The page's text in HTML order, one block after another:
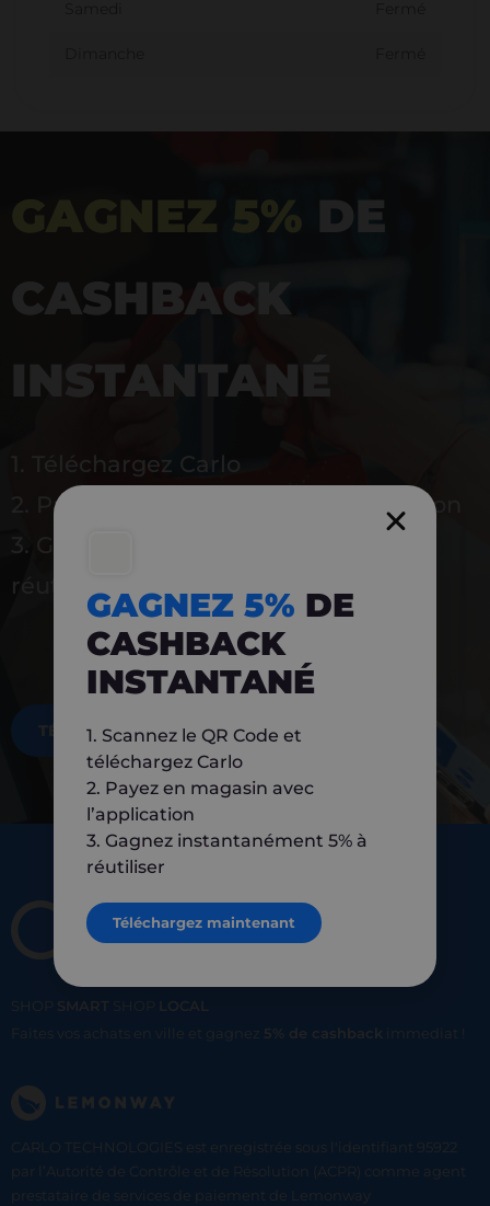
GAGNEZ 5% DE
CASHBACK
INSTANTANÉ
1. Téléchargez Carlo
2. Payez en magasin avec l’application
3. Gagnez instantanément 5 % à
réutiliser
TÉLÉCHARGEZ MAINTENANT
SHOP SMART SHOP
LOCAL
Faites vos achats en ville et gagnez 5% de cashback immediat !
CARLO TECHNOLOGIES est enregistrée sous l'identifiant 95922
par l’Autorité de Contrôle et de Résolution (ACPR) comme agent
prestataire de services de paiement de Lemonway
GAGNEZ 5% DE
CASHBACK
INSTANTANÉ
1. Scannez le QR Code et
téléchargez Carlo
2. Payez en magasin avec
l’application
3. Gagnez instantanément 5% à
réutiliser
Téléchargez maintenant